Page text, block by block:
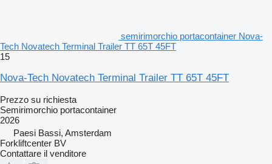
semirimorchio portacontainer Nova-
Tech Novatech Terminal Trailer TT 65T 45FT
15
Nova-Tech Novatech Terminal Trailer TT 65T 45FT
Prezzo su richiesta
Semirimorchio portacontainer
2026
Paesi Bassi, Amsterdam
Forkliftcenter BV
Contattare il venditore